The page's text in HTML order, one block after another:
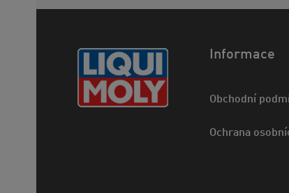
Informace
Obchodní
Ochrana